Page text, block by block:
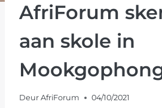
AfriForum
aan skole in
Deur AfriForum 04/10/2021